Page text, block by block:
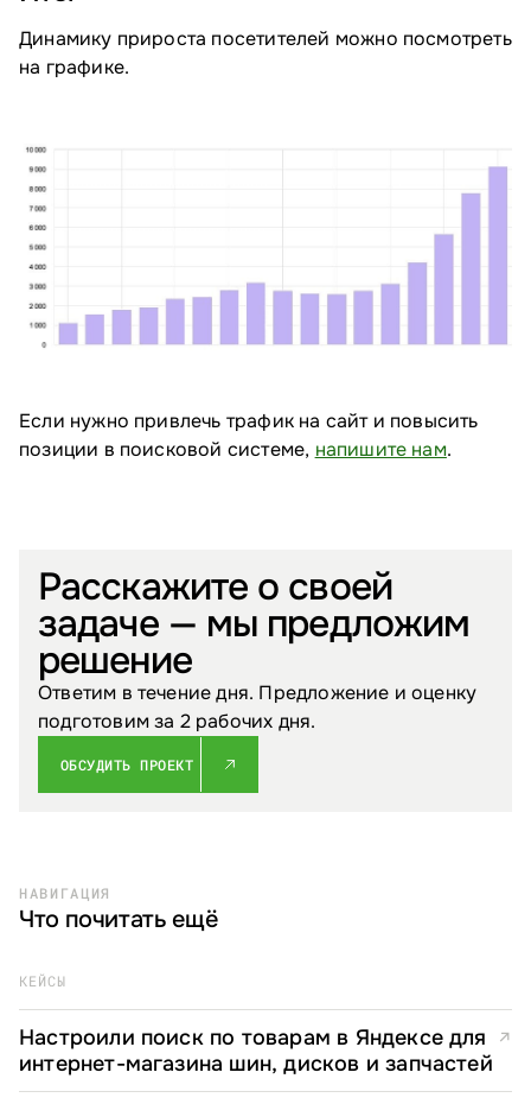
Динамику прироста посетителей можно посмотреть
на графике.
Если нужно привлечь трафик на сайт и повысить
позиции в поисковой системе, напишите нам.
Расскажите о своей
задаче — мы предложим
решение
Ответим в течение дня. Предложение и оценку
подготовим за 2 рабочих дня.
ОБСУДИТЬ ПРОЕКТ
НАВИГАЦИЯ
Что почитать ещё
КЕЙСЫ
Настроили поиск по товарам в Яндексе для
интернет-магазина шин, дисков и запчастей
↗